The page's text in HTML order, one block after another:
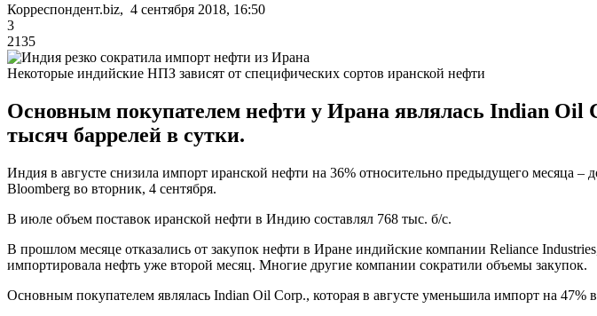
Корреспондент.biz, 4 сентября 2018, 16:50
3
2135
Некоторые индийские НПЗ зависят от специфических сортов иранской нефти
Основным покупателем нефти у Ирана являлась Indian Oil
тысяч баррелей в сутки.
Индия в августе снизила импорт иранской нефти на 36% относительно предыдущего месяца –
Bloomberg во вторник, 4 сентября.
В июле объем поставок иранской нефти в Индию составлял 768 тыс. б/с.
В прошлом месяце отказались от закупок нефти в Иране индийские компании Reliance
импортировала нефть уже второй месяц. Многие другие компании сократили объемы закупок.
Основным покупателем являлась Indian Oil Corp., которая в августе уменьшила импорт на